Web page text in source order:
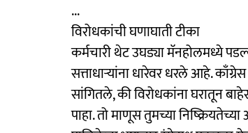
...
विरोधकांची घणाघाती टीका
कर्मचारी थेट उघड्या मॅनहोलमध्ये
सत्ताधाऱ्यांना धारेवर धरले आहे.
सांगितले, की विरोधकांना घरातून
पाहा. तो माणूस तुमच्या